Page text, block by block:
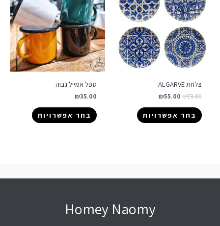
צלחת ALGARVE
₪79.00
₪55.00
בחר אפשרויות
ספל אמייל גבוה
₪35.00
בחר אפשרויות
Homey Naomy